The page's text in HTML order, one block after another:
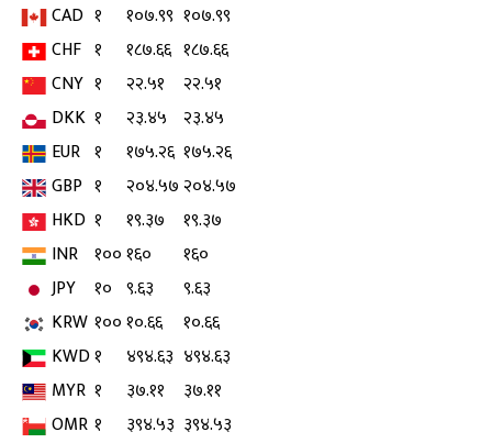
CAD १ १०७.९९ १०७.९९
CHF १ १८७.६६ १८७.६६
CNY १ २२.५१
२२.५१
DKK १ २३.४५
२३.४५
EUR १ १७५.२६ १७५.२६
GBP १ २०४.५७ २०४.५७
HKD १ १९.३७
१९.३७
INR १००१६०
१६०
JPY
१० ९.६३
९.६३
KRW १००१०.६६
१०.६६
KWD१ ४९४.६३ ४९४.६३
MYR १ ३७.११
३७.११
OMR १ ३९४.५३ ३९४.५३